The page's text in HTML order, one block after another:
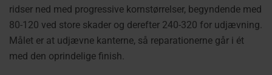
ridser ned med progressive kornstørrelser, begyndende med
80-120 ved store skader og derefter 240-320 for udjævning.
Målet er at udjævne kanterne, så reparationerne går i ét
med den oprindelige finish.